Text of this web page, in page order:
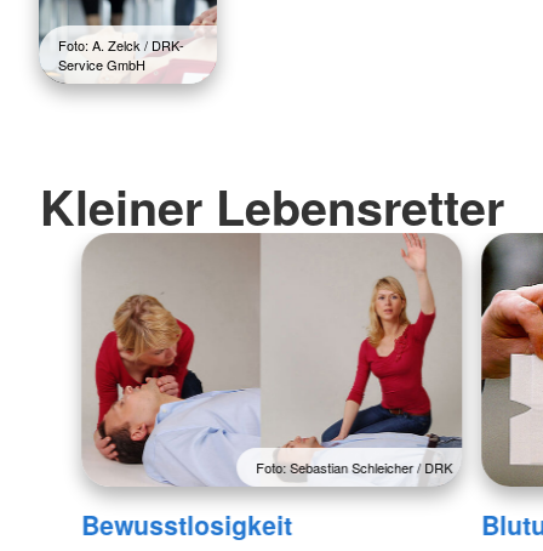
Foto: A. Zelck / DRK-
Service GmbH
Kleiner Lebensretter
Foto: Sebastian Schleicher / DRK
Bewusstlosigkeit